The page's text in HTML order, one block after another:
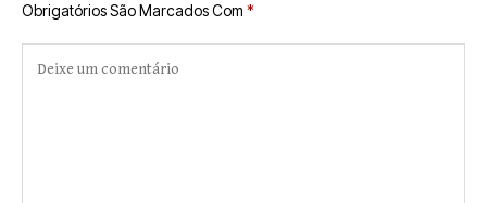
Obrigatórios São Marcados Com *